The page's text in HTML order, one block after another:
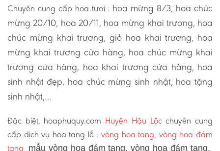
Chuyên cung cấp hoa tươi : hoa mừng 8/3, hoa chúc
mừng 20/10, hoa 20/11, hoa mừng khai trương, hoa
chúc mừng khai trương, giỏ hoa khai trương, hoa
mừng khai trương cửa hàng, hoa chúc mừng khai
trương cửa hàng, hoa khai trương cửa hàng, hoa
sinh nhật đẹp, hoa chúc mừng sinh nhật, hoa tặng
sinh nhật,…
Đặc biệt, hoaphuquy.com Huyện Hậu Lộcchuyên cung
cấp dịch vụ hoa tang lễ :vòng hoa tang, vòng hoa đám
tang, mẫu vòng hoa đám tang, vòng hoa đám tang,